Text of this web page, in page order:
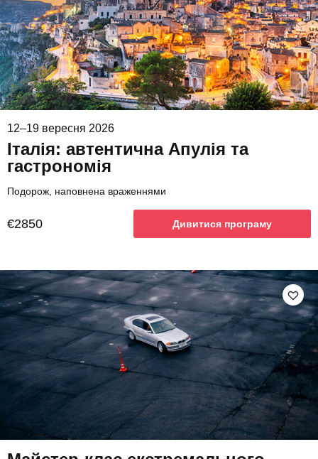
12–19 вересня 2026
Італія: автентична Апулія та
гастрономія
Подорож, наповнена враженнями
€2850 Дивитися програму